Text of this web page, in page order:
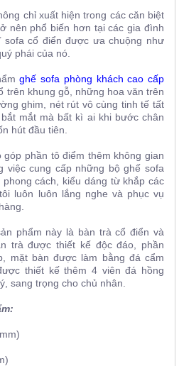
chỉ xuất hiện trong các căn biệt
nên phổ biến hơn tại các gia đình
cổ điển được ưa chuộng như
phái của nó.
ghế sofa phòng khách cao cấp
trên khung gỗ, những hoa văn trên
ghim, nét rút vô cùng tinh tế tất
mắt mà bất kì ai khi bước chân
hút đầu tiên.
phần tô điểm thêm không gian
việc cung cấp những bộ ghế sofa
cách, kiểu dáng từ khắp các
luôn luôn lắng nghe và phục vụ
phẩm này là bàn trà cổ điển và
trà được thiết kế độc đáo, phần
mặt bàn được làm bằng đá cẩm
thiết kế thêm 4 viên đá hồng
sang trọng cho chủ nhân.